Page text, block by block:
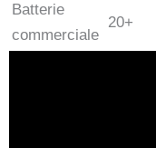
Batterie
commerciale
20+